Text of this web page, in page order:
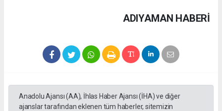
ADIYAMAN HABERİ
Anadolu Ajansı (AA), İhlas Haber Ajansı (İHA) ve diğer
ajanslar tarafından eklenen tüm haberler, sitemizin